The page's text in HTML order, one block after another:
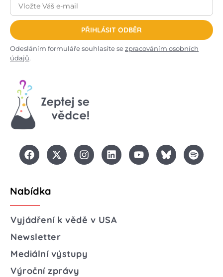
PŘIHLÁSIT ODBĚR
Odesláním formuláře souhlasíte sezpracováním osobních
údajů.
Nabídka
Vyjádření k vědě v USA
Newsletter
Mediální výstupy
Výroční zprávy